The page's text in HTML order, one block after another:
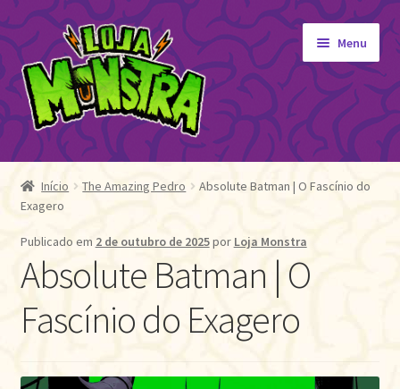
Pular
para
navegação
Pular
para
o
conteúdo
Menu
GIBIS
menu
ORIGINAIS
EDITORA MONSTRA
TOY
AUTOGRAFADOS
INDEPENDENTES
BLOGÃO DA MONSTRA
Detalhes da conta
Início The Amazing Pedro
Absolute Batman | O Fascínio do
Exagero
Publicado em 2 de outubro de 2025por Loja Monstra
Absolute Batman | O
Fascínio do Exagero